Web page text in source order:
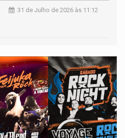
31 de Julho de 2026 às 11:12